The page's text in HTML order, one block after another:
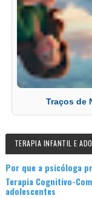
Traços de
TERAPIA INFANTIL E
Por que a psicóloga
Terapia Cognitivo-
adolescentes